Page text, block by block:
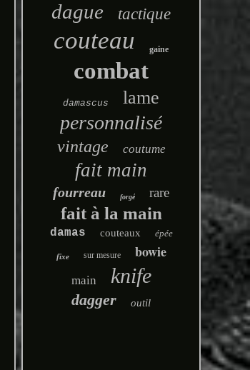
dague tactique
couteau gaine
combat
damascus lame
personnalisé
vintage coutume
fait main
fourreau forgé rare
fait à la main
damas couteaux épée
fixe sur mesure bowie
main knife
dagger outil